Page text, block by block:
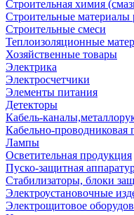
Строительная химия
Строительные материалы
Строительные смеси
Теплоизоляционные
Хозяйственные товары
Электрика
Электросчетчики
Элементы питания
Детекторы
Кабель-
Кабельно-проводниковая
Лампы
Осветительная продукция
Пуско-защитная
Стабилизаторы, блоки
Электроустановочные
Электрощитовое